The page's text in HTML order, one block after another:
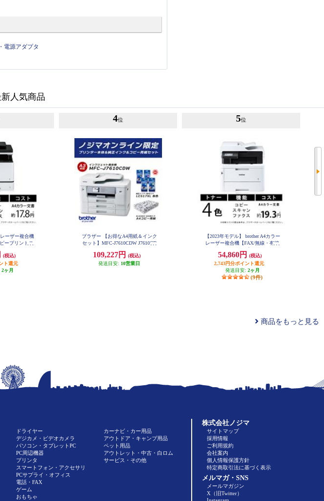
電源アダプタ
人気商品
ーザー複合機
ープリントス
(税込)
ト還元
2ヶ月
4位
ブラザー 【お得なA4用紙＆インク
セット】MFC-J7610CDW J7610CD
109,227円
(税込)
発送目安: 10営業日
5位
【2023年モデル】 brother A4カラー
レーザー複合機【FAX/無線・有線
CDW
54,860円
(税込)
2,743円分ポイント還元
発送目安: 2ヶ月
(9件)
商品をもっと見る
ドライヤー
デジカメ・ビデオカメラ
パソコン・タブレットPC
PC周辺機器
プリンタ
スマートフォン・アクセサリ
PCサプライ・オフィス
電話・FAX
ゲーム
おもちゃ
カーナビ・カー用品
アウトドア・キャンプ用品
ペット用品
アウトレット・中古・白ロム
サービス・その他
株式会社ノジマ
サイトマップ
採用情報
ご利用規約
会社案内
個人情報保護方針
特定商取引法に基づく表示
メルマガ・SNS
メールマガジン
X（旧Twitter）